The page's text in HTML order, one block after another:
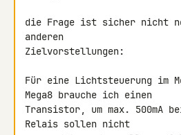
die Frage ist sicher nicht
anderen
Zielvorstellungen:
Für eine Lichtsteuerung im
Mega8 brauche ich einen
Transistor, um max. 500mA
Relais sollen nicht